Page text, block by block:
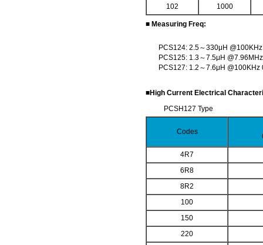
102
1000
■ Measuring Freq:
PCS124: 2.5～330μH
PCS125: 1.3～7.5μH
PCS127: 1.2～7.6μH
■High Current Electrical
PCSH127 Type
Codes
4R7
6R8
8R2
100
150
220